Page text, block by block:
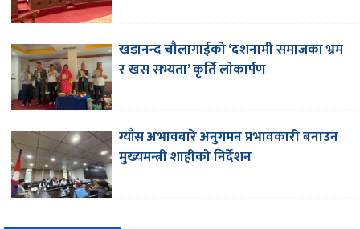
खडानन्द चौलागाईको ‘दशनामी समाजका भ्रम
र खस सभ्यता’ कृर्ति लाेकार्पण
ग्याँस अभावबारे अनुगमन प्रभावकारी बनाउन
मुख्यमन्त्री शाहीको निर्देशन